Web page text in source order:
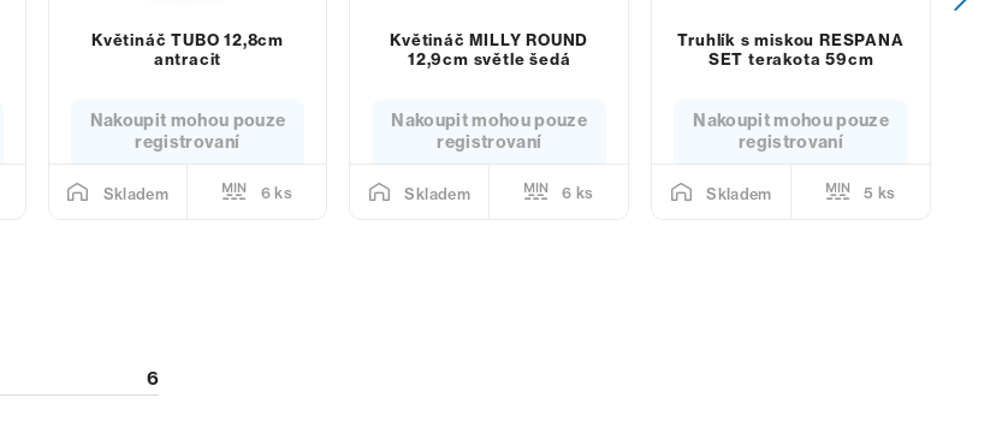
Květináč TUBO 12,8cm
antracit
Nakoupit mohou pouze
registrovaní
Skladem 6 ks
Květináč MILLY ROUND
12,9cm světle šedá
Nakoupit mohou pouze
registrovaní
Skladem 6 ks
Truhlík s miskou RESPANA
SET terakota 59cm
Nakoupit mohou pouze
registrovaní
Skladem 5 ks
6